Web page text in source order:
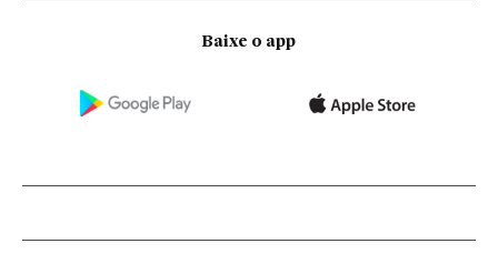
Baixe o app